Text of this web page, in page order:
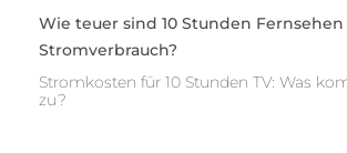
Wie teuer sind 10 Stunden
Stromverbrauch?
Stromkosten für 10 Stunden TV: Was
zu?